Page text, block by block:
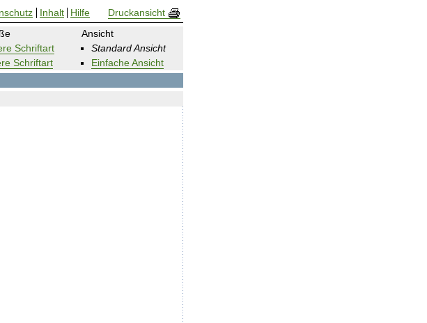
Schriftart
Schriftart
Ansicht
Standard Ansicht
Einfache Ansicht
Inhalt Hilfe Druckansicht